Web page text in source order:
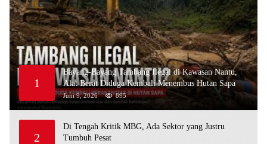
1
Bayang-Bayang Tambang Ilegal di Kawasan Nantu,
Alat Berat Diduga Kembali Menembus Hutan Sapa
Juni 9, 2026 895
2
Di Tengah Kritik MBG, Ada Sektor yang Justru
Tumbuh Pesat